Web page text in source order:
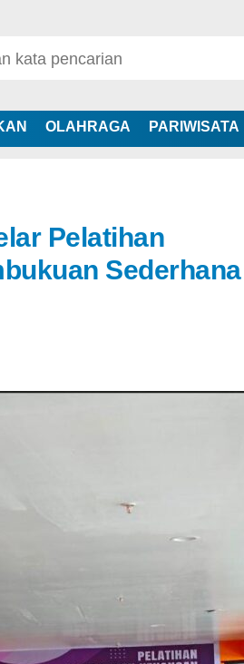
OLAHRAGA PARIWISATA
Pelatihan
Sederhana